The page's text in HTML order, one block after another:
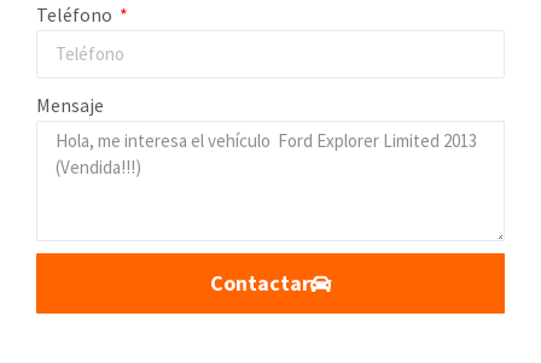
Teléfono
Mensaje
Contactar